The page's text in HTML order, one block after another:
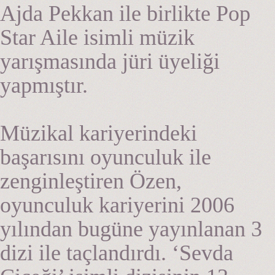
Ajda Pekkan ile birlikte Pop
Star Aile isimli müzik
yarışmasında jüri üyeliği
yapmıştır.
Müzikal kariyerindeki
başarısını oyunculuk ile
zenginleştiren Özen,
oyunculuk kariyerini 2006
yılından bugüne yayınlanan 3
dizi ile taçlandırdı. ‘Sevda